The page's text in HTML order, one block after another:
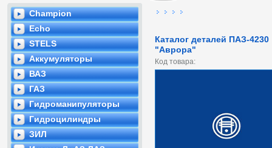
Champion
Echo
STELS
Аккумуляторы
ВАЗ
ГАЗ
Гидроманипуляторы
Гидроцилиндры
ЗИЛ
Каталог деталей ПАЗ-4230
"Аврора"
Код товара: